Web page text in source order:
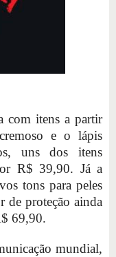
com itens a partir
e o lápis
uns dos itens
R$ 39,90. Já a
tons para peles
de proteção ainda
69,90.
mundial,